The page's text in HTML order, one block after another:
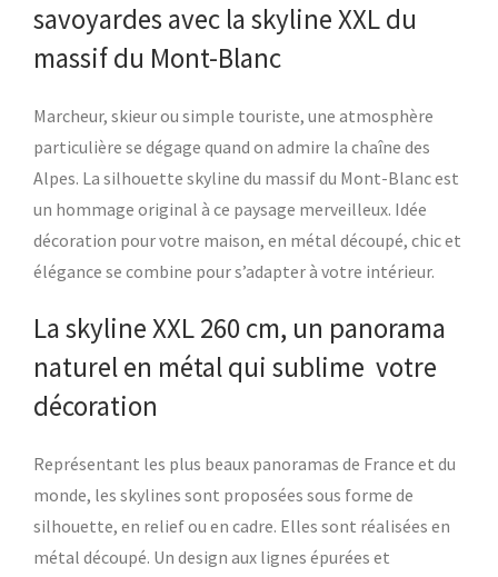
savoyardes avec la skyline XXL du
massif du Mont-Blanc
Marcheur, skieur ou simple touriste, une atmosphère
particulière se dégage quand on admire la chaîne des
Alpes. La silhouette skyline du massif du Mont-Blanc est
un hommage original à ce paysage merveilleux. Idée
décoration pour votre maison, en métal découpé, chic et
élégance se combine pour s’adapter à votre intérieur.
La skyline XXL 260 cm, un panorama
naturel en métal qui sublime votre
décoration
Représentant les plus beaux panoramas de France et du
monde, les skylines sont proposées sous forme de
silhouette, en relief ou en cadre. Elles sont réalisées en
métal découpé. Un design aux lignes épurées et